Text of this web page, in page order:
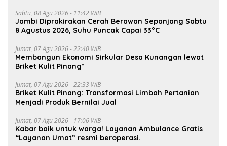
Sabtu, 08 Agu 2026 - 11:42 WIB
Jambi Diprakirakan Cerah Berawan Sepanjang Sabtu
8 Agustus 2026, Suhu Puncak Capai 33°C
Jumat, 07 Agu 2026 - 22:40 WIB
Membangun Ekonomi Sirkular Desa Kunangan lewat
Briket Kulit Pinang*
Jumat, 07 Agu 2026 - 22:33 WIB
Briket Kulit Pinang: Transformasi Limbah Pertanian
Menjadi Produk Bernilai Jual
Jumat, 07 Agu 2026 - 17:06 WIB
Kabar baik untuk warga! Layanan Ambulance Gratis
“Layanan Umat” resmi beroperasi.